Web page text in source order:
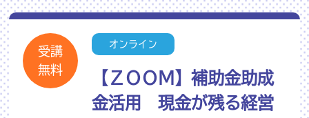
受講
無料
オンライン
【ＺＯＯＭ】補助金助成
金活用 現金が残る経営